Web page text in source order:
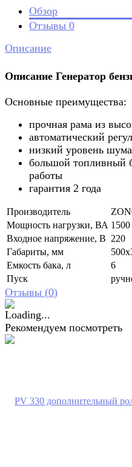
Обзор
Отзывы 0
Описание
Описание Генератор
Основные преимущества:
прочная рама из
автоматический
низкий уровень шума
большой топливный
работы
гарантия 2 года
Производитель
Мощность нагрузки, ВА 1500
Входное напряжение, В 220
Габариты, мм
Емкость бака, л
6
Пуск
Отзывы (0)
Рекомендуем посмотреть